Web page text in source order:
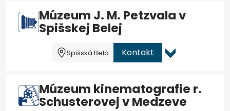
Múzeum J. M. Petzvala v
Spišskej Belej
Spišská Belá Kontakt
Múzeum kinematografie r.
Schusterovej v Medzeve